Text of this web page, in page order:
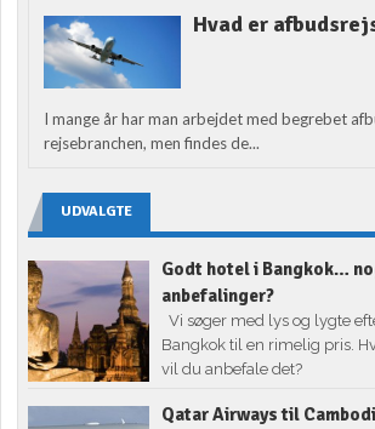
Hvad er
I mange år har man arbejdet med begrebet
rejsebranchen, men findes de...
UDVALGTE
Godt hotel i Bangkok…
anbefalinger?
Vi søger med lys og lygte
Bangkok til en rimelig pris.
vil du anbefale det?
Qatar Airways til